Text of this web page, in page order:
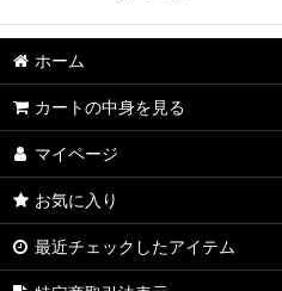
ホーム
カートの中身を見る
マイページ
お気に入り
最近チェックしたアイテム